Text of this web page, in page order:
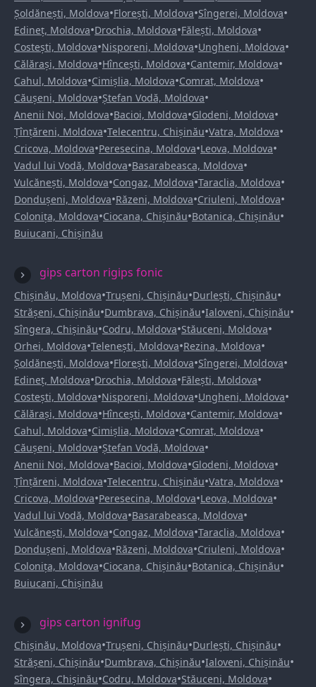
Șoldănești, Moldova•Florești, Moldova•Sîngerei, Moldova•
Edineț, Moldova•Drochia, Moldova•Fălești, Moldova•
Costești, Moldova•Nisporeni, Moldova•Ungheni, Moldova•
Călărași, Moldova•Hîncești, Moldova•Cantemir, Moldova•
Cahul, Moldova•Cimișlia, Moldova•Comrat, Moldova•
Căușeni, Moldova•Ștefan Vodă, Moldova•
Anenii Noi, Moldova•Bacioi, Moldova•Glodeni, Moldova•
Țînțăreni, Moldova•Telecentru, Chișinău•Vatra, Moldova•
Cricova, Moldova•Peresecina, Moldova•Leova, Moldova•
Vadul lui Vodă, Moldova•Basarabeasca, Moldova•
Vulcănești, Moldova•Congaz, Moldova•Taraclia, Moldova•
Dondușeni, Moldova•Răzeni, Moldova•Criuleni, Moldova•
Colonița, Moldova•Ciocana, Chișinău•Botanica, Chișinău•
Buiucani, Chișinău
gips carton rigips fonic
Chișinău, Moldova•Trușeni, Chișinău•Durlești, Chișinău•
Strășeni, Chișinău•Dumbrava, Chișinău•Ialoveni, Chișinău•
Sîngera, Chișinău•Codru, Moldova•Stăuceni, Moldova•
Orhei, Moldova•Telenești, Moldova•Rezina, Moldova•
Șoldănești, Moldova•Florești, Moldova•Sîngerei, Moldova•
Edineț, Moldova•Drochia, Moldova•Fălești, Moldova•
Costești, Moldova•Nisporeni, Moldova•Ungheni, Moldova•
Călărași, Moldova•Hîncești, Moldova•Cantemir, Moldova•
Cahul, Moldova•Cimișlia, Moldova•Comrat, Moldova•
Căușeni, Moldova•Ștefan Vodă, Moldova•
Anenii Noi, Moldova•Bacioi, Moldova•Glodeni, Moldova•
Țînțăreni, Moldova•Telecentru, Chișinău•Vatra, Moldova•
Cricova, Moldova•Peresecina, Moldova•Leova, Moldova•
Vadul lui Vodă, Moldova•Basarabeasca, Moldova•
Vulcănești, Moldova•Congaz, Moldova•Taraclia, Moldova•
Dondușeni, Moldova•Răzeni, Moldova•Criuleni, Moldova•
Colonița, Moldova•Ciocana, Chișinău•Botanica, Chișinău•
Buiucani, Chișinău
gips carton ignifug
Chișinău, Moldova•Trușeni, Chișinău•Durlești, Chișinău•
Strășeni, Chișinău•Dumbrava, Chișinău•Ialoveni, Chișinău•
Sîngera, Chișinău•Codru, Moldova•Stăuceni, Moldova•